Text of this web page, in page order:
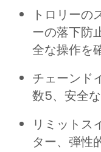
トロリーの
ーの落下防
全な操作を
チェーンド
数5、安全
リミットス
ター、弾性